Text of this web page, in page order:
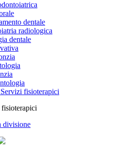
dentale
radiologica
dentale
Servizi fisioterapici
divisione